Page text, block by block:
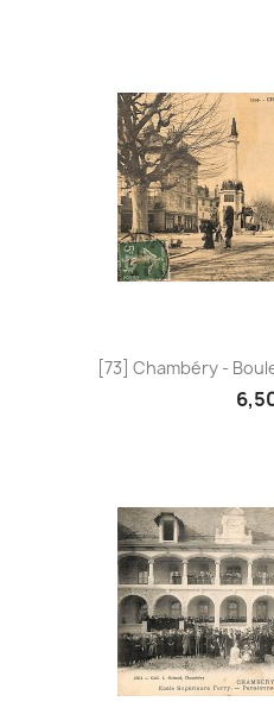
[73] Chambéry -